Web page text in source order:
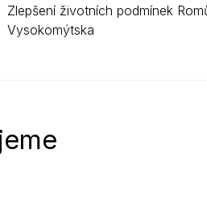
Zlepšení životních podmínek
Vysokomýtska